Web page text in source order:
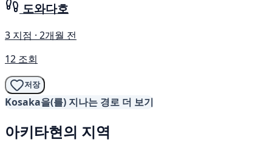
도와다호
3 지점 · 2개월 전
12 조회
저장
Kosaka을(를) 지나는 경로 더 보기
아키타현의 지역